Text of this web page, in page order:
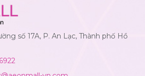
số 17A, P. An Lạc, Thành phố Hồ